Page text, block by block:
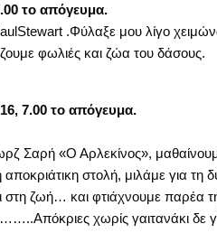
το απόγευμα.
.Φύλαξε μου λίγο
φωλιές και ζώα του δάσους.
7.00 το απόγευμα.
Σαρή «Ο Αρλεκίνος»,
στολή, μιλάμε για τη
στη ζωή… και φτιάχνουμε παρέα
χωρίς γαιτανάκι δε